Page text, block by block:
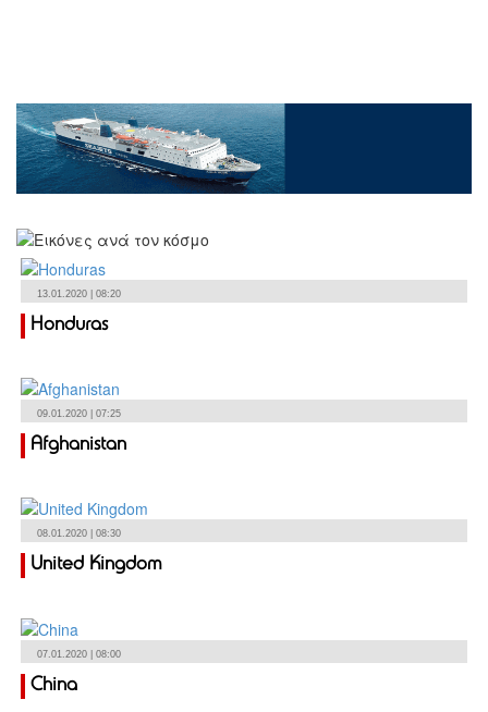
13.01.2020 | 08:20
Honduras
09.01.2020 | 07:25
Afghanistan
08.01.2020 | 08:30
United Kingdom
07.01.2020 | 08:00
China